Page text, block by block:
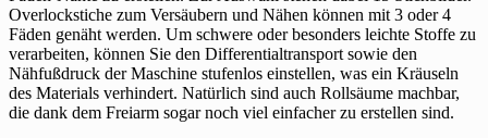
Overlockstiche zum Versäubern und Nähen können mit 3 oder 4
Fäden genäht werden. Um schwere oder besonders leichte Stoffe zu
verarbeiten, können Sie den Differentialtransport sowie den
Nähfußdruck der Maschine stufenlos einstellen, was ein Kräuseln
des Materials verhindert. Natürlich sind auch Rollsäume machbar,
die dank dem Freiarm sogar noch viel einfacher zu erstellen sind.